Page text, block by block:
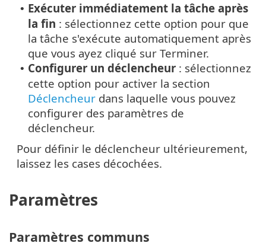
• Exécuter immédiatement la tâche après
la fin : sélectionnez cette option pour que
la tâche s'exécute automatiquement après
que vous ayez cliqué sur Terminer.
• Configurer un déclencheur : sélectionnez
cette option pour activer la section
Déclencheur dans laquelle vous pouvez
configurer des paramètres de
déclencheur.
Pour définir le déclencheur ultérieurement,
laissez les cases décochées.
Paramètres
Paramètres communs